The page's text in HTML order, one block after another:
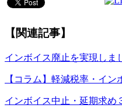
【関連記事】
インボイス廃止を実現しま
【コラム】軽減税率・イ
インボイス中止・延期求め